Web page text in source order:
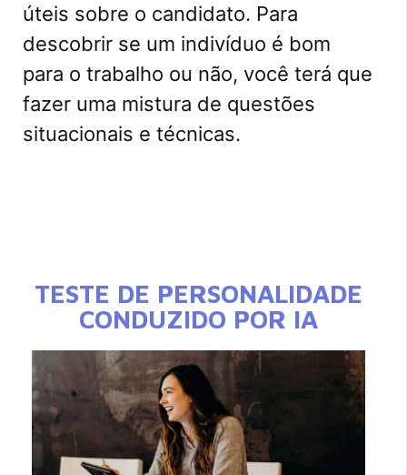
úteis sobre o candidato. Para
descobrir se um indivíduo é bom
para o trabalho ou não, você terá que
fazer uma mistura de questões
situacionais e técnicas.
TESTE DE PERSONALIDADE
CONDUZIDO POR IA